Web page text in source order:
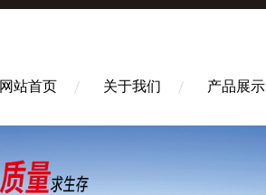
网站首页 关于我们 产品展示